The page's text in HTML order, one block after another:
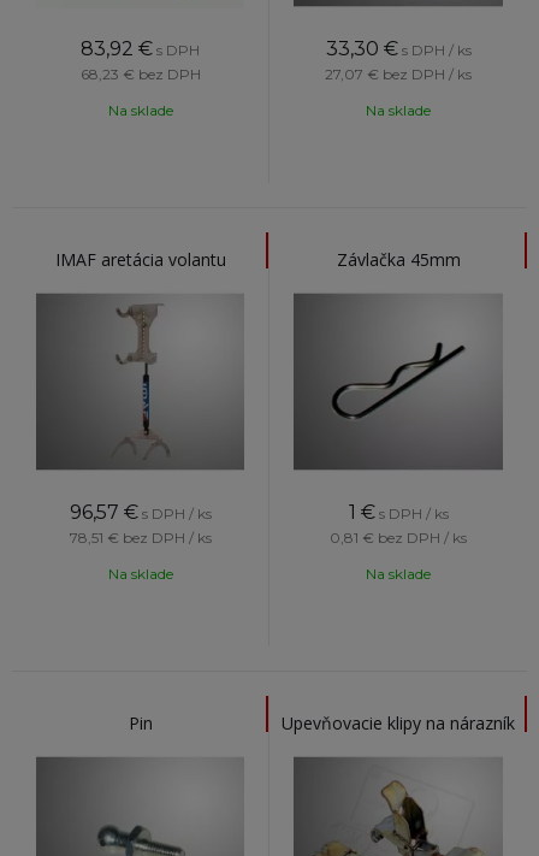
83,92 € s DPH
68,23 € bez DPH
Na sklade
33,30 € s DPH / ks
27,07 € bez DPH / ks
Na sklade
IMAF aretácia volantu
96,57 € s DPH / ks
78,51 € bez DPH / ks
Na sklade
Závlačka 45mm
1 € s DPH / ks
0,81 € bez DPH / ks
Na sklade
Pin Upevňovacie klipy na nárazník